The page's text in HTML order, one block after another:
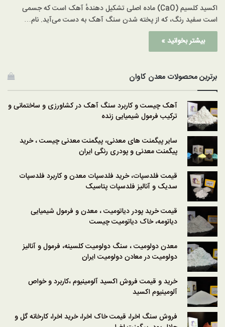
اکسید کلسیم (CaO) ماده اصلی تشکیل دهندهٔ آهک است که جسمی
است سفید رنگ، که از پخته شدن سنگ آهک به دست می‌آید. نام…
بیشتر بخوانید »
برترین محصولات معدن کاوان
آهک چیست و کاربرد سنگ آهک در کشاورزی و ساختمانی و
ترکیب فرمول شیمیایی زنده
سایر پیگمنت های معدنی، پیگمنت معدنی چیست ، خرید
پیگمنت معدنی و پودری رنگی ایران
قیمت فلدسپات، خرید فلدسپات معدن و کاربرد فلدسپات
سدیک و آنالیز فلدسپات پتاسیک
قیمت خرید پودر دیاتومیت ، معدن و فرمول شیمیایی
دیاتومه، خاک دیاتومیت چیست
معدن دولومیت ، سنگ دولومیت کلسینه، فرمول و آنالیز
دولومیت در معادن دولومیت ایران
خرید و قیمت فروش اکسید آلومینیوم ،کاربرد و خواص
آلومینیوم اکسید
فروش سنگ اخرا، قیمت خاک اخرا، خرید اخرا، کارخانه گل و